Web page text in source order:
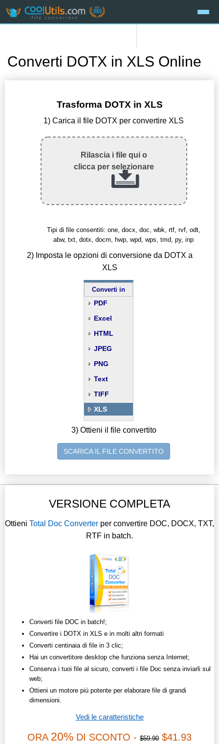
Converti DOTX in XLS Online
Trasforma DOTX in XLS
1) Carica il file DOTX per convertire XLS
Rilascia i file qui o
clicca per selezionare
Tipi di file consentiti: one, docx, doc, wbk, rtf, rvf, odt,
abw, txt, dotx, docm, hwp, wpd, wps, tmd, py, inp
2) Imposta le opzioni di conversione da DOTX a
XLS
Converti in
PDF
Excel
HTML
JPEG
PNG
Text
TIFF
XLS
3) Ottieni il file convertito
SCARICA IL FILE CONVERTITO
VERSIONE COMPLETA
Ottieni Total Doc Converter per convertire DOC, DOCX, TXT,
RTF in batch.
Converti file DOC in batch!;
Convertire i DOTX in XLS e in molti altri formati
Converti centinaia di file in 3 clic;
Hai un convertitore desktop che funziona senza Internet;
Conserva i tuoi file al sicuro, converti i file Doc senza inviarli sul
web;
Ottieni un motore più potente per elaborare file di grandi
dimensioni.
Vedi le caratteristiche
ORA 20% DI SCONTO - $59.90 $41.93